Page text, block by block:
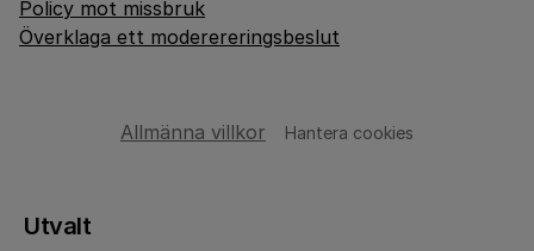
Policy mot missbruk
Överklaga ett moderereringsbeslut
Allmänna villkor Hantera cookies
Utvalt